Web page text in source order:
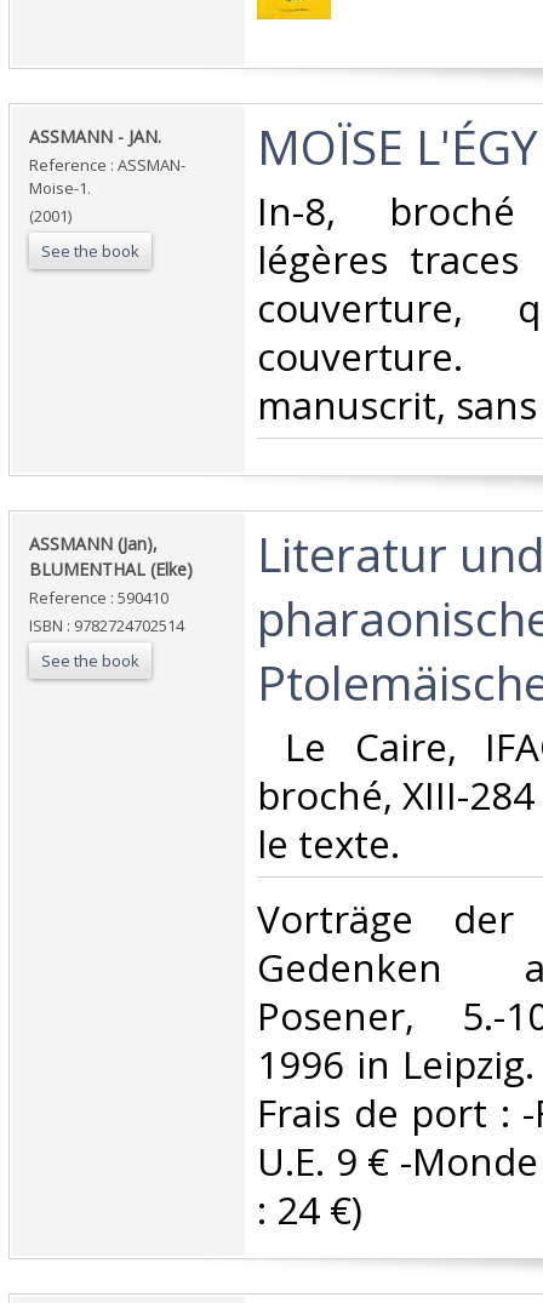
‎ASSMANN - JAN.‎
Reference : ASSMAN-
Moise-1.
(2001)
See the book
‎MOÏSE
‎In-8,
légères
couverture,
manuscrit,
‎ASSMANN (Jan),
BLUMENTHAL (Elke)‎
Reference : 590410
ISBN : 9782724702514
See the book
‎Literatur
Le Caire,
broché, XIII-
le texte. ‎
‎Vorträge der
Gedenken
Posener, 5.-
1996 in
Frais de port :
U.E. 9 € -
: 24 €) ‎